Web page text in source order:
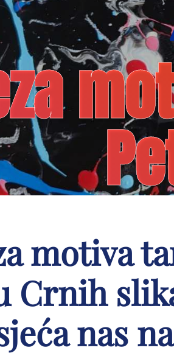
motiva
Crnih
nas